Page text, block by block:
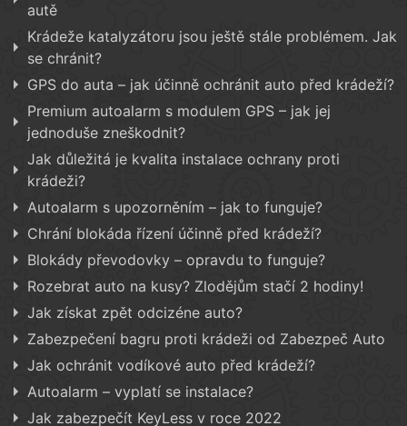
autě
Krádeže katalyzátoru jsou ještě stále problémem. Jak
se chránit?
GPS do auta – jak účinně ochránit auto před krádeží?
Premium autoalarm s modulem GPS – jak jej
jednoduše zneškodnit?
Jak důležitá je kvalita instalace ochrany proti
krádeži?
Autoalarm s upozorněním – jak to funguje?
Chrání blokáda řízení účinně před krádeží?
Blokády převodovky – opravdu to funguje?
Rozebrat auto na kusy? Zlodějům stačí 2 hodiny!
Jak získat zpět odcizéne auto?
Zabezpečení bagru proti krádeži od Zabezpeč Auto
Jak ochránit vodíkové auto před krádeží?
Autoalarm – vyplatí se instalace?
Jak zabezpečít KeyLess v roce 2022